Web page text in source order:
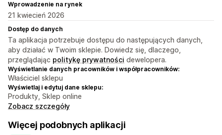
Wprowadzenie na rynek
21 kwiecień 2026
Dostęp do danych
Ta aplikacja potrzebuje dostępu do następujących danych,
aby działać w Twoim sklepie. Dowiedz się, dlaczego,
przeglądając politykę prywatności dewelopera.
Wyświetlanie danych pracowników i współpracowników:
Właściciel sklepu
Wyświetlaj i edytuj dane sklepu:
Produkty, Sklep online
Zobacz szczegóły
Więcej podobnych aplikacji